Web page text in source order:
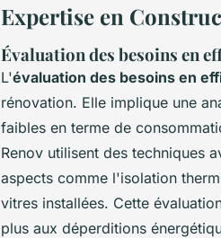
Expertise en
Évaluation des besoins en
L'évaluation des besoins en
rénovation. Elle implique une
faibles en terme de
Renov utilisent des techniques
aspects comme l'isolation
vitres installées. Cette
plus aux déperditions